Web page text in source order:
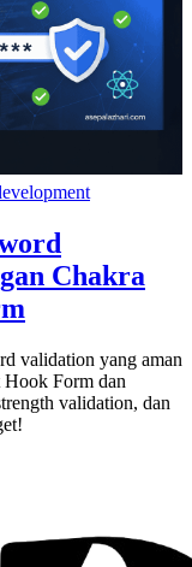
Chakra
validation yang aman
Hook Form dan
validation, dan